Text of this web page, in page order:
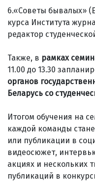
6.«Советы бывалых»
курса Института
редактор
Также, в рамках
11.00 до 13.30
органов
Беларусь со
Итогом обучения на
каждой команды
или публикации в
видеосюжет,
акциях и нескольких
публикаций в